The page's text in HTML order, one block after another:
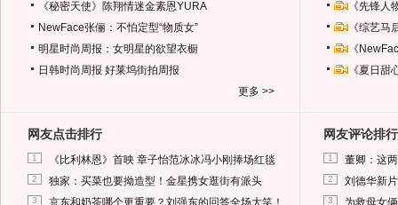
《秘密天使》陈翔情迷金素恩YURA
NewFace张俪：不怕定型“物质女”
明星时尚周报：女明星的欲望衣橱
日韩时尚周报 好莱坞街拍周报
更多 >>
《先锋
《综艺
《
《夏日
网友点击排行
1 《比利林恩》首映 章子怡范冰冰冯小刚捧场红毯
2 独家：买菜也要拗造型！金星携女逛街有派头
3 京东和奶茶哪个更重要？刘强东的回答全场大笑！
网友评论排行
1 董卿：这
2 刘德华新
3 为救母女